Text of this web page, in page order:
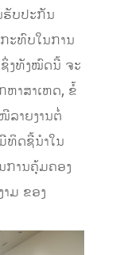
ຮັບປະກັນ
ະທົບໃນການ
ງທັງໝົດນີ້ ຈະ
ຫາສາເຫດ, ຂໍ້
ລາຍງານຕໍ່
ທິດຊີ້ນໍາໃນ
ການຄຸ້ມຄອງ
ມ ຂອງ